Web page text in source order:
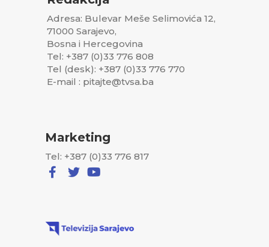
Adresa: Bulevar Meše Selimovića 12,
71000 Sarajevo,
Bosna i Hercegovina
Tel: +387 (0)33 776 808
Tel (desk): +387 (0)33 776 770
E-mail : pitajte@tvsa.ba
Marketing
Tel: +387 (0)33 776 817